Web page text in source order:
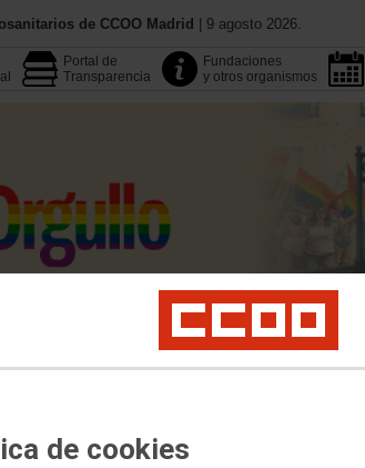
de cookies
de CCOO Madrid | 9 agosto 2026.
Portal de
Transparencia
Fundaciones
y otros organismos